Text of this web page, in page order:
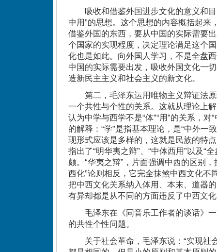
吸收和借鉴外国进步文化的意义和目
中用”的思想。这个思想的内容概括起来
借鉴外国的东西，要从中国的实际需要
个国家的实现程度，决定理论满足这个
化也是如此。向外国人学习，不是全盘
中国的实际需要出发，吸收外国文化一
造新民主主义和社会主义的新文化。
第二，毛泽东运用唯物主义辩证法原
一个共性与个性的关系。这就从理论上
认为中学与西学不是“体”“用”的关系，
的解释：“学”是指基本理论，是“中外一
现形式应该是多样的，这就是民族的特
指出了“明华夷之辩”、“中体西用”以及“
颇。“华夷之辩”，片面强调中西的区别
西化”论则相反，它完全抹煞中西文化不
把中西文化关系纳入体用、本末、道器
有异却都是从不同的方面违反了中西文
毛泽东在《同音乐工作者的谈话》一
的共性个性问题。
关于社会革命，毛泽东说：“实现社